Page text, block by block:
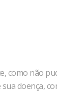
como não
doença,